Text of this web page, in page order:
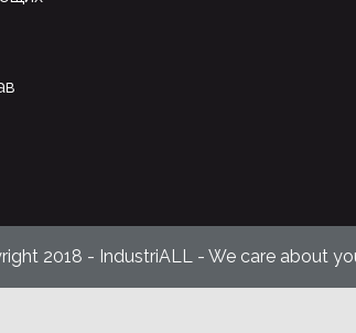
2018 - IndustriALL - We care about